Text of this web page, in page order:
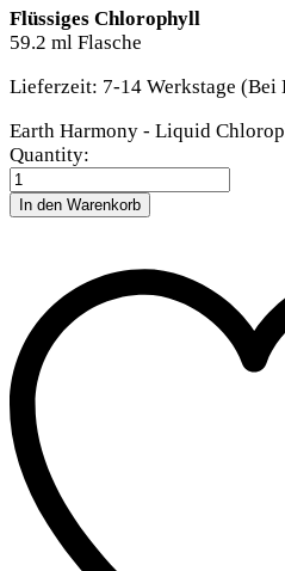
Flüssiges Chlorophyll
59.2 ml Flasche
Lieferzeit: 7-14 Werkstage (Bei
Earth Harmony - Liquid
Quantity:
In den Warenkorb